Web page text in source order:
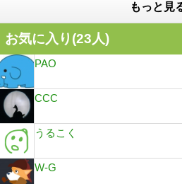
もっと見
お気に入り(23人)
PAO
CCC
うるこく
W-G